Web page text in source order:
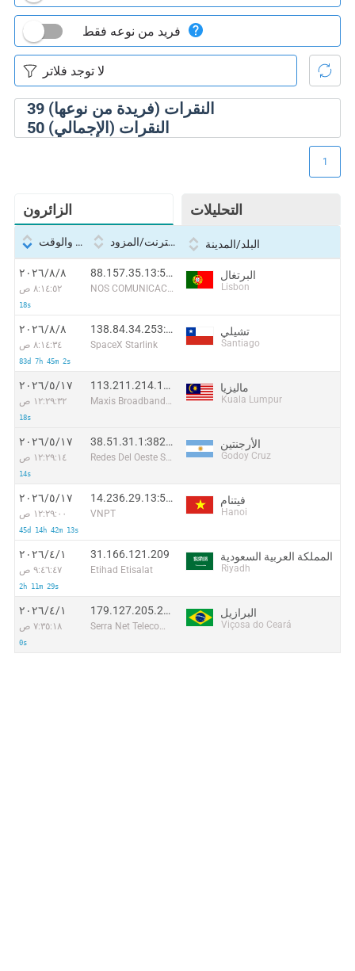
39 النقرات (فريدة من نوعها)
50 النقرات (الإجمالي)
فريد من نوعه فقط
الزائرون التحليلات
1
التاريخ والوقت بروتوكول الإنترنت/المزود البلد/المدينة
٨‏/٨‏/٢٠٢٦
٨:١٤:٥٢ ص
18s
88.157.35.13:52350
NOS COMUNICACOES S.A
البرتغال
Lisbon
٨‏/٨‏/٢٠٢٦
٨:١٤:٣٤ ص
83d 7h 45m 2s
138.84.34.253:30290
SpaceX Starlink
تشيلي
Santiago
١٧‏/٥‏/٢٠٢٦
١٢:٢٩:٣٢ ص
18s
113.211.214.147:2554
Maxis Broadband Sdn Bhd
ماليزيا
Kuala Lumpur
١٧‏/٥‏/٢٠٢٦
١٢:٢٩:١٤ ص
14s
38.51.31.1:38271
Redes Del Oeste S.A
الأرجنتين
Godoy Cruz
١٧‏/٥‏/٢٠٢٦
١٢:٢٩:٠٠ ص
45d 14h 42m 13s
14.236.29.13:59963
VNPT
فيتنام
Hanoi
١‏/٤‏/٢٠٢٦
٩:٤٦:٤٧ ص
2h 11m 29s
31.166.121.209
Etihad Etisalat
المملكة العربية السعودية
Riyadh
١‏/٤‏/٢٠٢٦
٧:٣٥:١٨ ص
0s
179.127.205.238
Serra Net Telecomunicações e Internet LTDA. - ME
البرازيل
Viçosa do Ceará